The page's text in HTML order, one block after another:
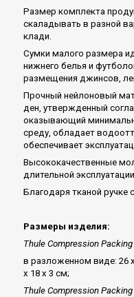
Размер комплекта
скаладывать в разной
клади.
Сумки малого размера
нижнего белья и
размещения джинсов,
Прочный нейлоновый
ден, утвержденный
оказывающий
среду, обладает
обеспечивает
Высококачественные
длительной эксплуатации
Благодаря тканой ручке
Размеры изделия:
Thule Compression Packing
в разложенном виде: 26
x 18 x 3 см;
Thule Compression